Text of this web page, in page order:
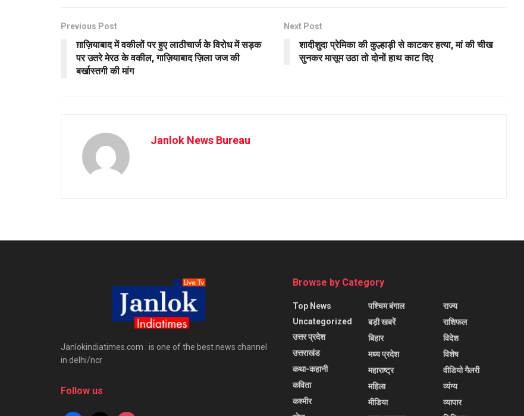
Previous Post
ग़ाज़ियाबाद में वकीलों पर हुए लाठीचार्ज के विरोध में सड़क
पर उतरे मेरठ के वकील, गाज़ियाबाद ज़िला जज की
बर्खास्तगी की मांग
Next Post
शादीशुदा प्रेमिका की कुल्हाड़ी से काटकर हत्या, मां की चीख
सुनकर मासूम उठा तो दोनों हाथ काट दिए
Janlok News Bureau
Janlokindiatimes.com : is one of the best news channel
in delhi/ncr
Follow us
Browse by Category
Top News
Uncategorized
उत्तर प्रदेश
उत्तराखंड
कथा-कहानी
कविता
कश्मीर
पश्चिम बंगाल
बड़ी खबरें
बिहार
मध्य प्रदेश
महाराष्ट्र
महिला
मीडिया
राज्य
राशिफल
विदेश
विशेष
वीडियो गैलरी
व्यंग्य
व्यापार